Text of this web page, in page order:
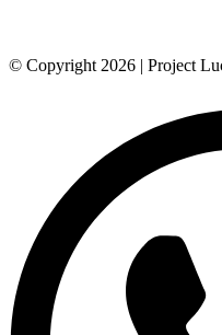
© Copyright 2026 | Project